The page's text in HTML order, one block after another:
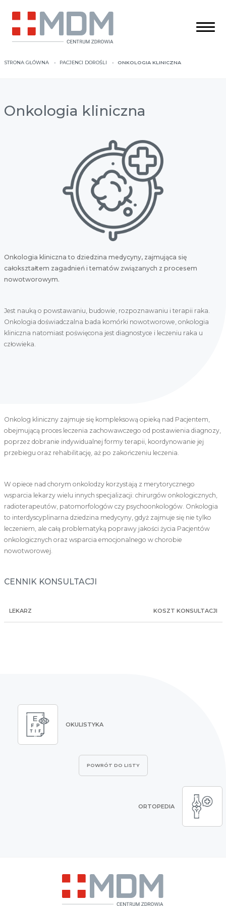
STRONA GŁÓWNA PACJENCI DOROŚLI ONKOLOGIA KLINICZNA
Onkologia kliniczna
Onkologia kliniczna to dziedzina medycyny, zajmująca się
całokształtem zagadnień i tematów związanych z procesem
nowotworowym.
Jest nauką o powstawaniu, budowie, rozpoznawaniu i terapii raka.
Onkologia doświadczalna bada komórki nowotworowe, onkologia
kliniczna natomiast poświęcona jest diagnostyce i leczeniu raka u
człowieka.
Onkolog kliniczny zajmuje się kompleksową opieką nad Pacjentem,
obejmującą proces leczenia zachowawczego od postawienia diagnozy,
poprzez dobranie indywidualnej formy terapii, koordynowanie jej
przebiegu oraz rehabilitację, aż po zakończeniu leczenia.
W opiece nad chorym onkolodzy korzystają z merytorycznego
wsparcia lekarzy wielu innych specjalizacji: chirurgów onkologicznych,
radioterapeutów, patomorfologów czy psychoonkologów. Onkologia
to interdyscyplinarna dziedzina medycyny, gdyż zajmuje się nie tylko
leczeniem, ale całą problematyką poprawy jakości życia Pacjentów
onkologicznych oraz wsparcia emocjonalnego w chorobie
nowotworowej.
CENNIK KONSULTACJI
LEKARZ KOSZT KONSULTACJI
OKULISTYKA
POWRÓT DO LISTY
ORTOPEDIA